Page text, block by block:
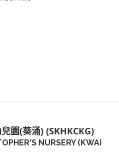
園(葵涌) (SKHKCKG)
NURSERY (KWAI